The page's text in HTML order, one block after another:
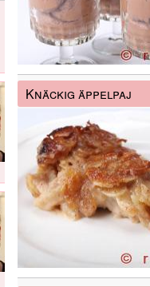
Knäckig äppelpaj